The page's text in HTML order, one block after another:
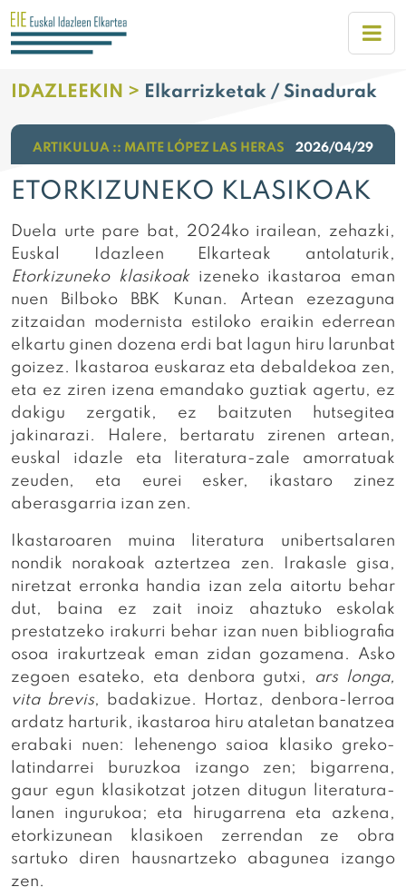
IDAZLEEKIN > Elkarrizketak / Sinadurak
ARTIKULUA :: MAITE LÓPEZ LAS HERAS 2026/04/29
ETORKIZUNEKO KLASIKOAK
Duela urte pare bat, 2024ko irailean, zehazki,
Euskal Idazleen Elkarteak antolaturik,
Etorkizuneko klasikoakizeneko ikastaroa eman
nuen Bilboko BBK Kunan. Artean ezezaguna
zitzaidan modernista estiloko eraikin ederrean
elkartu ginen dozena erdi bat lagun hiru larunbat
goizez. Ikastaroa euskaraz eta debaldekoa zen,
eta ez ziren izena emandako guztiak agertu, ez
dakigu zergatik, ez baitzuten hutsegitea
jakinarazi. Halere, bertaratu zirenen artean,
euskal idazle eta literatura-zale amorratuak
zeuden, eta eurei esker, ikastaro zinez
aberasgarria izan zen.
Ikastaroaren muina literatura unibertsalaren
nondik norakoak aztertzea zen. Irakasle gisa,
niretzat erronka handia izan zela aitortu behar
dut, baina ez zait inoiz ahaztuko eskolak
prestatzeko irakurri behar izan nuen bibliografia
osoa irakurtzeak eman zidan gozamena. Asko
zegoen esateko, eta denbora gutxi,
ars longa,
vita brevis, badakizue. Hortaz, denbora-lerroa
ardatz harturik, ikastaroa hiru ataletan banatzea
erabaki nuen: lehenengo saioa klasiko greko-
latindarrei buruzkoa izango zen; bigarrena,
gaur egun klasikotzat jotzen ditugun literatura-
lanen ingurukoa; eta hirugarrena eta azkena,
etorkizunean klasikoen zerrendan ze obra
sartuko diren hausnartzeko abagunea izango
zen.